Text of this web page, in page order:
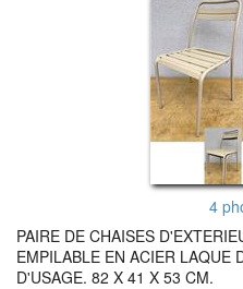
4
PAIRE DE CHAISES
EMPILABLE EN ACIER LAQUE
D'USAGE. 82 X 41 X 53 CM.